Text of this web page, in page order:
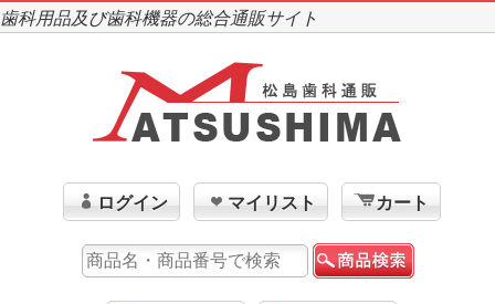
歯科用品及び歯科機器の総合通販サイト
ログイン マイリスト カート